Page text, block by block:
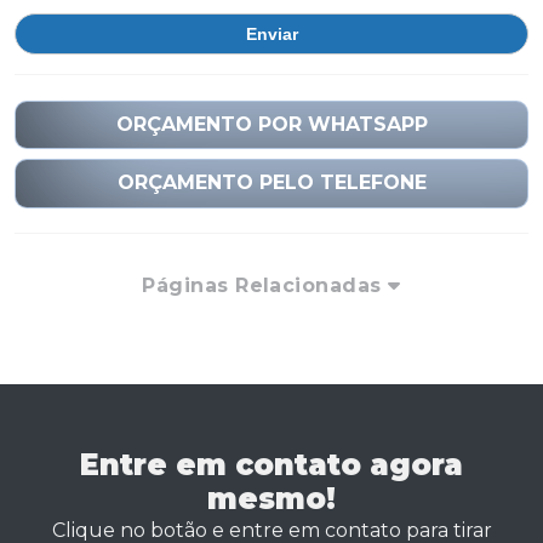
ORÇAMENTO POR WHATSAPP
ORÇAMENTO PELO TELEFONE
Páginas Relacionadas
Entre em contato agora
mesmo!
Clique no botão e entre em contato para tirar